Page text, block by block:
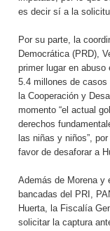
es decir sí a la
Por su parte, la
Democrática (PRD),
primer lugar en
5.4 millones de casos
la Cooperación y
momento “el actual
derechos
las niñas y niños”,
favor de desaforar a
Además de Morena y
bancadas del PRI,
Huerta, la Fiscalía
solicitar la captura